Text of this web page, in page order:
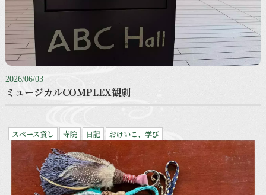
2026/06/03
ミュージカルCOMPLEX観劇
スペース貸し 寺院 日記 おけいこ、学び